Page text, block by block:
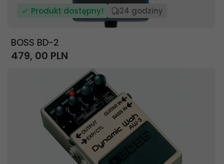
Produkt dostępny! 24 godziny
BOSS BD-2
479, 00 PLN